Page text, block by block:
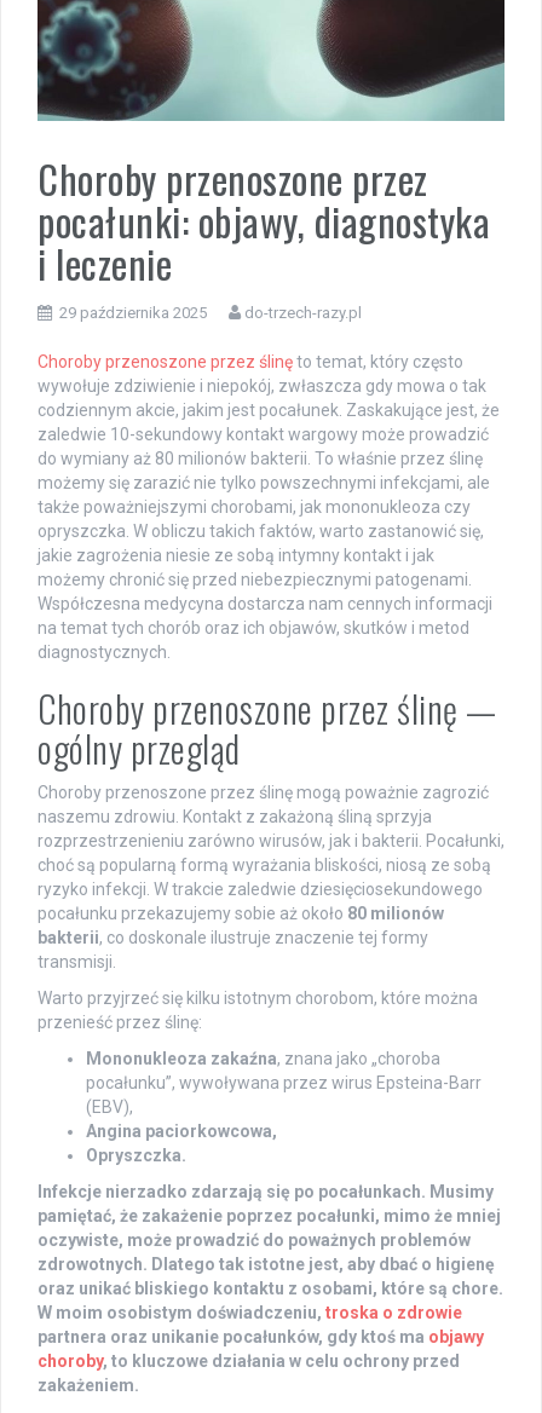
Choroby przenoszone przez
pocałunki: objawy, diagnostyka
i leczenie
29 października 2025 do-trzech-razy.pl
Choroby przenoszone przez ślinęto temat, który często
wywołuje zdziwienie i niepokój, zwłaszcza gdy mowa o tak
codziennym akcie, jakim jest pocałunek. Zaskakujące jest, że
zaledwie 10-sekundowy kontakt wargowy może prowadzić
do wymiany aż 80 milionów bakterii. To właśnie przez ślinę
możemy się zarazić nie tylko powszechnymi infekcjami, ale
także poważniejszymi chorobami, jak mononukleoza czy
opryszczka. W obliczu takich faktów, warto zastanowić się,
jakie zagrożenia niesie ze sobą intymny kontakt i jak
możemy chronić się przed niebezpiecznymi patogenami.
Współczesna medycyna dostarcza nam cennych informacji
na temat tych chorób oraz ich objawów, skutków i metod
diagnostycznych.
Choroby przenoszone przez ślinę —
ogólny przegląd
Choroby przenoszone przez ślinę mogą poważnie zagrozić
naszemu zdrowiu. Kontakt z zakażoną śliną sprzyja
rozprzestrzenieniu zarówno wirusów, jak i bakterii. Pocałunki,
choć są popularną formą wyrażania bliskości, niosą ze sobą
ryzyko infekcji. W trakcie zaledwie dziesięciosekundowego
pocałunku przekazujemy sobie aż około 80 milionów
bakterii, co doskonale ilustruje znaczenie tej formy
transmisji.
Warto przyjrzeć się kilku istotnym chorobom, które można
przenieść przez ślinę:
Mononukleoza zakaźna, znana jako „choroba
pocałunku”, wywoływana przez wirus Epsteina-Barr
(EBV),
Angina paciorkowcowa,
Opryszczka.
Infekcje nierzadko zdarzają się po pocałunkach. Musimy
pamiętać, że zakażenie poprzez pocałunki, mimo że mniej
oczywiste, może prowadzić do poważnych problemów
zdrowotnych. Dlatego tak istotne jest, aby dbać o higienę
oraz unikać bliskiego kontaktu z osobami, które są chore.
W moim osobistym doświadczeniu, troska o zdrowie
partnera oraz unikanie pocałunków, gdy ktoś ma objawy
choroby, to kluczowe działania w celu ochrony przed
zakażeniem.